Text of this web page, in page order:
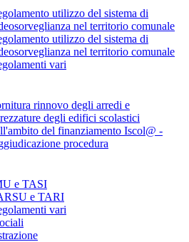
utilizzo del sistema di
nel territorio comunale
utilizzo del sistema di
nel territorio comunale
vari
rinnovo degli arredi e
degli edifici scolastici
del finanziamento Iscol@ -
procedura
e TASI
e TARI
vari